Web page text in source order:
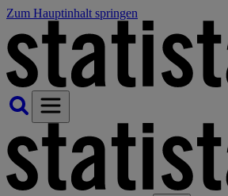
Zum Hauptinhalt springen